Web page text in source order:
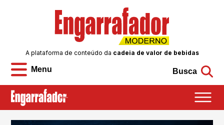
Menu
A plataforma de conteúdo da cadeia de valor de bebidas
Busca